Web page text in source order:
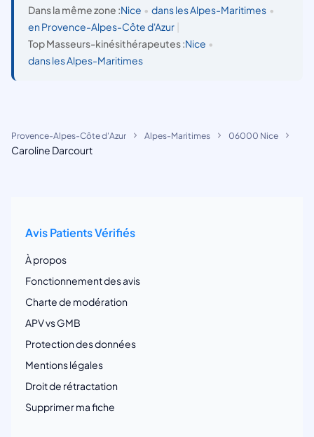
Dans la même zone :Nice • dans les Alpes-Maritimes •
en Provence-Alpes-Côte d'Azur
Top Masseurs-kinésithérapeutes :Nice •
dans les Alpes-Maritimes
Provence-Alpes-Côte d'Azur Alpes-Maritimes 06000 Nice
Caroline Darcourt
Avis Patients Vérifiés
À propos
Fonctionnement des avis
Charte de modération
APV vs GMB
Protection des données
Mentions légales
Droit de rétractation
Supprimer ma fiche